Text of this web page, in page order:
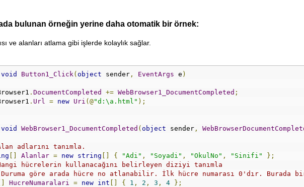
			AYCAN
</td><td align="left">KARAMAN</
&nbsp;</td>
/tr><tr style="background-color:White;">
			BEK
İR</td><td align="left">ŞAL</td><td align="left">7301</
			9. Sınıf /
A Şubesi ( ALANI YOK
</tr><tr>
			<td align="center">7</
&nbsp;</ td>
	</
tbody></table>
bulunan örneğin yerine daha otomatik bir örnek:
ve alanları atlama gibi işlerde kolaylık sağlar.
void Button1_Click ( object sender , EventArgs e )
. DocumentCompleted += WebBrowser1_DocumentCompleted ;
. Url = new Uri (@"d:\a.html" );
void WebBrowser1_DocumentCompleted ( object sender ,
adlarını tanımla.
Alanlar = new string { "Adi" , "Soyadi" , "OkulNo" , "Sinifi"
};
hücrelerin kullanacağını belirleyen diziyi tanımla
göre arada hücre no atlanabilir. İlk hücre numarası 0'dır. Burada
HucreNumaralari = new int { 1 , 2 , 3 , 4
};